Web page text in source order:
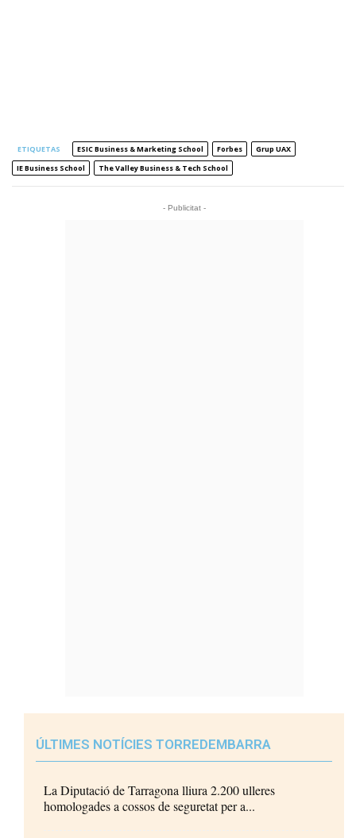
ETIQUETAS ESIC Business & Marketing School Forbes
Grup UAX
IE Business School
The Valley Business & Tech School
- Publicitat -
ÚLTIMES NOTÍCIES TORREDEMBARRA
La Diputació de Tarragona lliura 2.200 ulleres
homologades a cossos de seguretat per a...